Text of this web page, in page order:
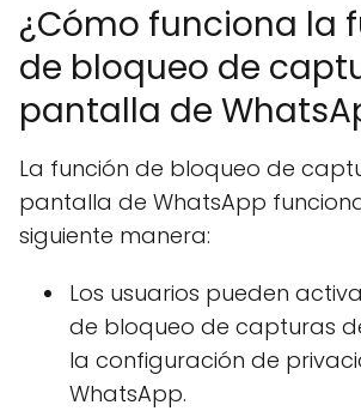
¿Cómo funciona la
de bloqueo de
pantalla de
La función de bloqueo de
pantalla de WhatsApp
siguiente manera:
Los usuarios pueden
de bloqueo de capturas
la configuración de
WhatsApp.